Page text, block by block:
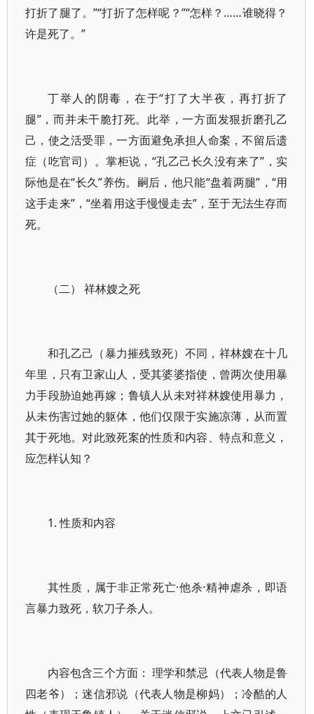
打折了腿了。”“打折了怎样呢？”“怎样？……谁晓得？
许是死了。”
丁举人的阴毒，在于“打了大半夜，再打折了
腿”，而并未干脆打死。此举，一方面发狠折磨孔乙
己，使之活受罪，一方面避免承担人命案，不留后遗
症（吃官司）。掌柜说，“孔乙己长久没有来了”，实
际他是在“长久”养伤。嗣后，他只能“盘着两腿”，“用
这手走来”，“坐着用这手慢慢走去”，至于无法生存而
死。
（二） 祥林嫂之死
和孔乙己（暴力摧残致死）不同，祥林嫂在十几
年里，只有卫家山人，受其婆婆指使，曾两次使用暴
力手段胁迫她再嫁；鲁镇人从未对祥林嫂使用暴力，
从未伤害过她的躯体，他们仅限于实施凉薄，从而置
其于死地。对此致死案的性质和内容、特点和意义，
应怎样认知？
1. 性质和内容
其性质，属于非正常死亡·他杀·精神虐杀，即语
言暴力致死，软刀子杀人。
内容包含三个方面： 理学和禁忌（代表人物是鲁
四老爷）；迷信邪说（代表人物是柳妈）；冷酷的人